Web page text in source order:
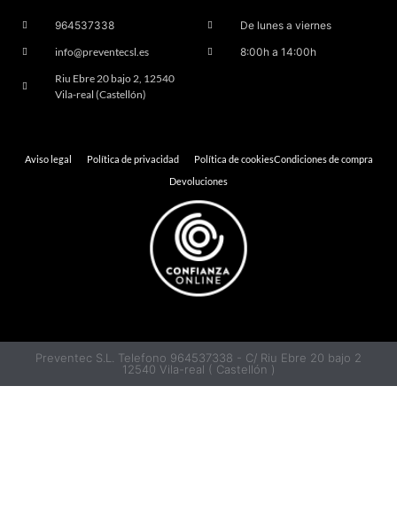
964537338
info@preventecsl.es
Riu Ebre 20 bajo 2, 12540
Vila-real (Castellón)
De lunes a viernes
8:00h a 14:00h
Aviso legal Política de privacidad Política de cookiesCondiciones de compra
Devoluciones
Preventec S.L. Telefono 964537338 - C/ Riu Ebre 20 bajo 2
12540 Vila-real ( Castellón )